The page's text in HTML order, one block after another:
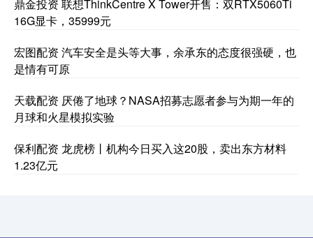
鼎金投资 联想ThinkCentre X Tower开售：双RTX5060Ti
16G显卡，35999元
宏图配资 汽车安全是头等大事，余承东的态度很强硬，也
是情有可原
天载配资 厌倦了地球？NASA招募志愿者参与为期一年的
月球和火星模拟实验
保利配资 龙虎榜丨机构今日买入这20股，卖出东方材料
1.23亿元